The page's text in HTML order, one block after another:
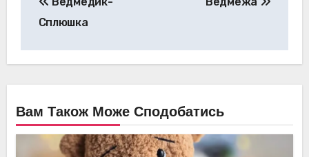
записів
Сплюшка
Вам Також Може Сподобатись